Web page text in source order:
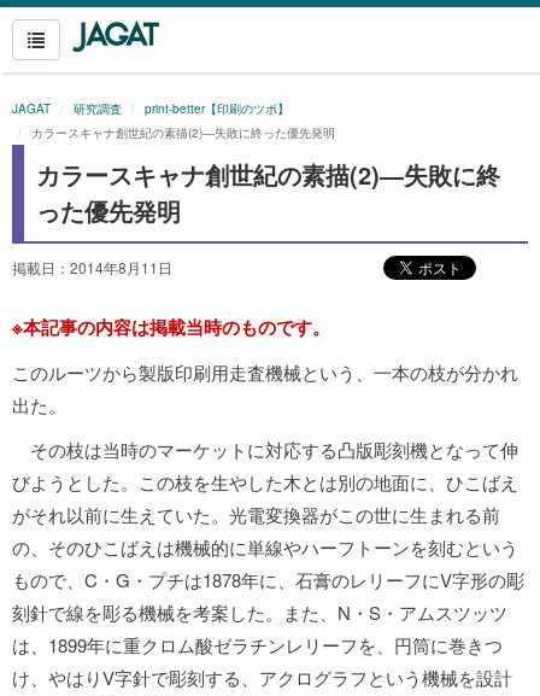
JAGAT 研究調査
print-better【印刷のツボ】
カラースキャナ創世紀の素描(2)―失敗に終った優先発明
カラースキャナ創世紀の素描(2)―失敗に終
った優先発明
掲載日：2014年8月11日
※本記事の内容は掲載当時のものです。
このルーツから製版印刷用走査機械という、一本の枝が分かれ
出た。
その枝は当時のマーケットに対応する凸版彫刻機となって伸
びようとした。この枝を生やした木とは別の地面に、ひこばえ
がそれ以前に生えていた。光電変換器がこの世に生まれる前
の、そのひこばえは機械的に単線やハーフトーンを刻むという
もので、C・G・プチは1878年に、石膏のレリーフにV字形の彫
刻針で線を彫る機械を考案した。また、N・S・アムスツッツ
は、1899年に重クロム酸ゼラチンレリーフを、円筒に巻きつ
け、やはりV字針で彫刻する、アクログラフという機械を設計